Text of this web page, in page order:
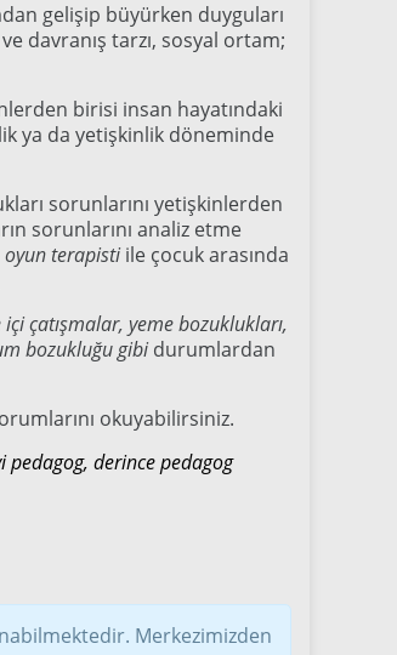
gelişip büyürken duyguları
davranış tarzı, sosyal ortam;
birisi insan hayatındaki
ya da yetişkinlik döneminde
sorunlarını yetişkinlerden
sorunlarını analiz etme
oyun terapistiile çocuk arasında
çatışmalar, yeme bozuklukları,
bozukluğu gibidurumlardan
okuyabilirsiniz.
pedagog, derince pedagog
Merkezimizden